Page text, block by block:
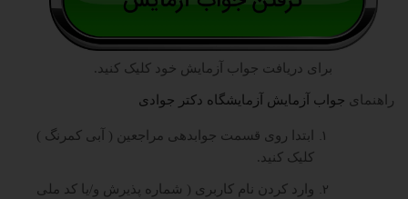
برای دریافت جواب آزمایش خود کلیک کنید.
راهنمای جواب آزمایش آزمایشگاه دکتر جوادی
ابتدا روی قسمت جوابدهی مراجعین ( آبی کمرنگ )
کلیک کنید.
وارد کردن نام کاربری ( شماره پذیرش و/یا کد ملی